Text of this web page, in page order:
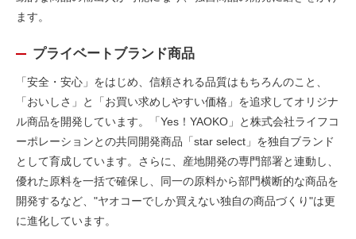
ます。
プライベートブランド商品
「安全・安心」をはじめ、信頼される品質はもちろんのこと、
「おいしさ」と「お買い求めしやすい価格」を追求してオリジナ
ル商品を開発しています。「Yes！YAOKO」と株式会社ライフコ
ーポレーションとの共同開発商品「star select」を独自ブランド
として育成しています。さらに、産地開発の専門部署と連動し、
優れた原料を一括で確保し、同一の原料から部門横断的な商品を
開発するなど、"ヤオコーでしか買えない独自の商品づくり"は更
に進化しています。